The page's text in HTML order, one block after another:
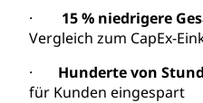
· 15 % niedrigere
Vergleich zum CapEx-
· Hunderte von
für Kunden eingespart